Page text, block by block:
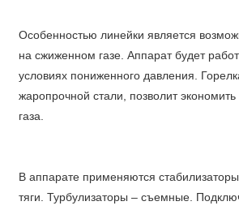
Особенностью линейки является
на сжиженном газе. Аппарат будет
условиях пониженного давления.
жаропрочной стали, позволит
газа.
В аппарате применяются
тяги. Турбулизаторы – съемные.